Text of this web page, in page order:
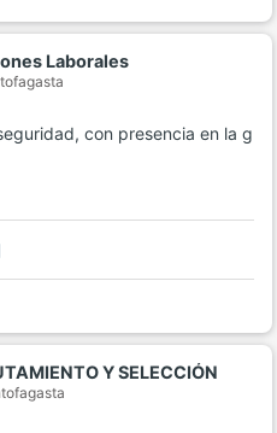
Laborales
con presencia en la g
Y SELECCIÓN